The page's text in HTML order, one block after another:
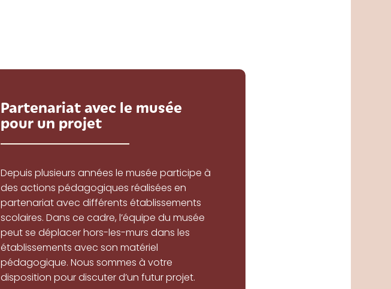
Partenariat avec le musée
pour un projet
Depuis plusieurs années le musée participe à
des actions pédagogiques réalisées en
partenariat avec différents établissements
scolaires. Dans ce cadre, l’équipe du musée
peut se déplacer hors-les-murs dans les
établissements avec son matériel
pédagogique. Nous sommes à votre
disposition pour discuter d’un futur projet.